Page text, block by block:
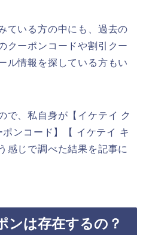
ている方の中にも、過去の
クーポンコードや割引クー
ル情報を探している方もい
で、私自身が【イケテイ ク
ンコード】【 イケテイ キ
感じで調べた結果を記事に
ンは存在するの？